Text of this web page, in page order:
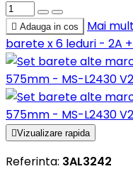
 Adauga in cos Mai
barete x 6 leduri - 2A +
Vizualizare rapida
Referinta: 3AL3242